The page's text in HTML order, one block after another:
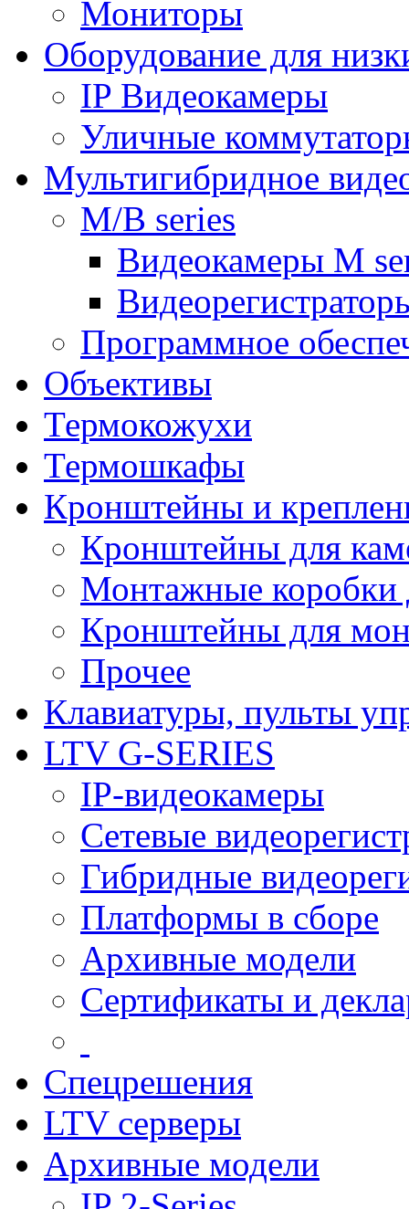
Мониторы
Оборудование для
IP Видеокамеры
Уличные
Мультигибридное
M/B series
Видеокамеры M
Программное
Объективы
Термокожухи
Термошкафы
Кронштейны и
Кронштейны для
Монтажные коробки
Кронштейны для
Прочее
Клавиатуры, пульты
LTV G-SERIES
IP-видеокамеры
Сетевые
Гибридные
Платформы в сборе
Архивные модели
Сертификаты и
Спецрешения
LTV серверы
Архивные модели